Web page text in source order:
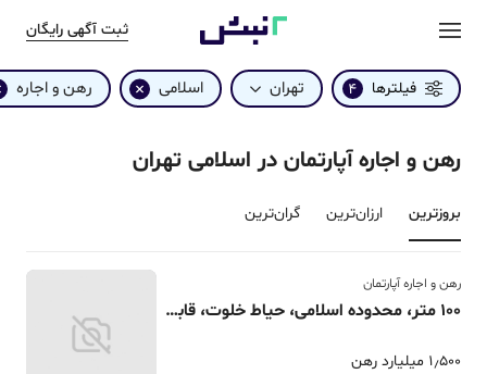
ثبت آگهی رایگان
فیلترها 4 تهران اسلامی رهن و اجاره
رهن و اجاره آپارتمان در اسلامی تهران
بروزترین‌ ارزان‌ترین گران‌ترین
رهن و اجاره آپارتمان
100 متر، محدوده اسلامی، حیاط خلوت، قابل تمدید و تبدیل
1٫500 میلیارد رهن